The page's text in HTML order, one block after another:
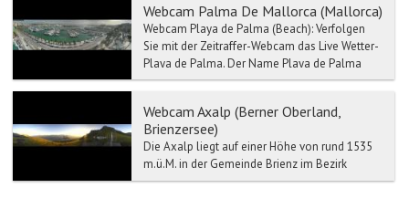
Webcam Palma De Mallorca (Mallorca)
Webcam Playa de Palma (Beach): Verfolgen
Sie mit der Zeitraffer-Webcam das Live Wetter-
Playa de Palma. Der Name Playa de Palma
bezeic...
Webcam Axalp (Berner Oberland,
Brienzersee)
Die Axalp liegt auf einer Höhe von rund 1535
m.ü.M. in der Gemeinde Brienz im Bezirk
Interlaken und ist mit dem Postauto oder dem